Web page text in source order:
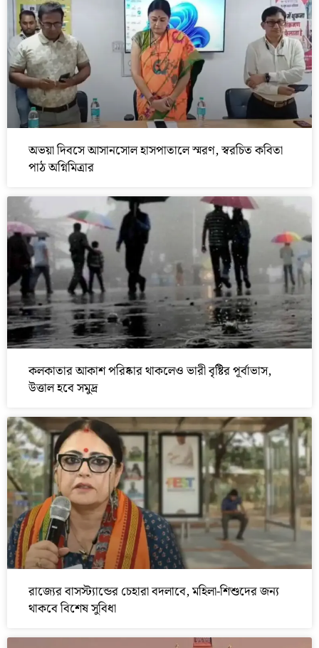
অভয়া দিবসে আসানসোল হাসপাতালে স্মরণ, স্বরচিত কবিতা
পাঠ অগ্নিমিত্রার
কলকাতার আকাশ পরিষ্কার থাকলেও ভারী বৃষ্টির পূর্বাভাস,
উত্তাল হবে সমুদ্র
রাজ্যের বাসস্ট্যান্ডের চেহারা বদলাবে, মহিলা-শিশুদের জন্য
থাকবে বিশেষ সুবিধা